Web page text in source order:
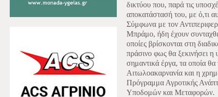
δικτύου που, παρά τις
αποκατάστασή του, με ό,τι
Σύμφωνα με τον
Μπράμο, ήδη έχουν
οποίες βρίσκονται στη
πράσινο φως θα ξεκινήσει η
σημαντικά έργα, τα οποία
Αιτωλοακαρνανία και η
Πρόγραμμα Αγροτικής
Υποδομών και Μεταφορών.